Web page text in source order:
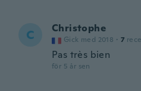
C Christophe
Gick med 2018 · 7
Pas très bien
för 5 år sen